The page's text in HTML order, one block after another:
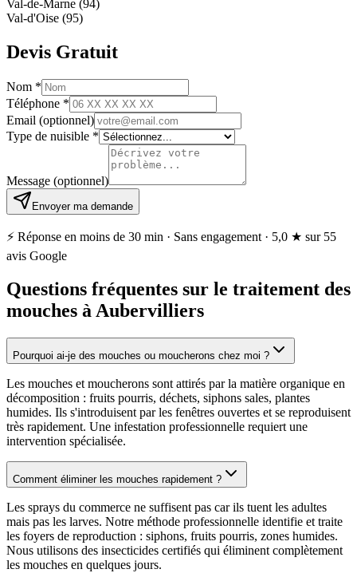
Val-de-Marne (94)
Val-d'Oise (95)
Devis Gratuit
Nom *
Téléphone *
Email (optionnel)
Type de nuisible *
Message (optionnel)
Envoyer ma demande
⚡ Réponse en moins de 30 min · Sans engagement · 5,0 ★ sur 55
avis Google
Questions fréquentes sur le traitement des
mouches à Aubervilliers
Pourquoi ai-je des mouches ou moucherons chez moi ?
Les mouches et moucherons sont attirés par la matière organique en
décomposition : fruits pourris, déchets, siphons sales, plantes
humides. Ils s'introduisent par les fenêtres ouvertes et se reproduisent
très rapidement. Une infestation professionnelle requiert une
intervention spécialisée.
Comment éliminer les mouches rapidement ?
Les sprays du commerce ne suffisent pas car ils tuent les adultes
mais pas les larves. Notre méthode professionnelle identifie et traite
les foyers de reproduction : siphons, fruits pourris, zones humides.
Nous utilisons des insecticides certifiés qui éliminent complètement
les mouches en quelques jours.